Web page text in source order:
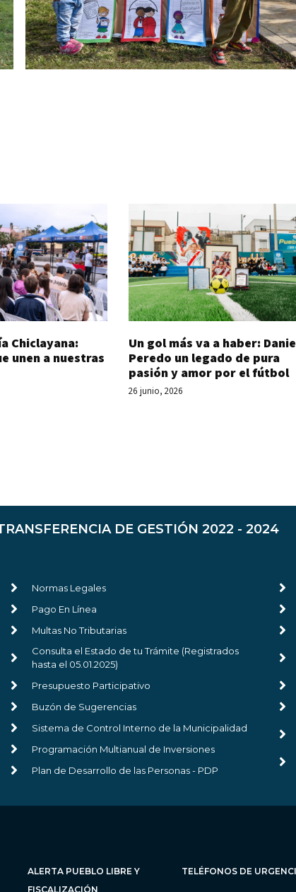
Chiclayana:
unen a nuestras
Un gol más va a haber:
Peredo un legado de pura
pasión y amor por el fútbol
26 junio, 2026
DE GESTIÓN 2022 - 2024
Normas Legales
Pago En Línea
Multas No Tributarias
Consulta el Estado de tu Trámite (Registrados
hasta el 05.01.2025)
Presupuesto Participativo
Buzón de Sugerencias
Sistema de Control Interno de la Municipalidad
Programación Multianual de Inversiones
Plan de Desarrollo de las Personas - PDP
ALERTA PUEBLO LIBRE Y
FISCALIZACIÓN
TELÉFONOS DE